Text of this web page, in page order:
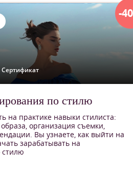
-
Сертификат
по стилю
на практике навыки стилиста:
организация съемки,
Вы узнаете, как выйти на
зарабатывать на
стилю